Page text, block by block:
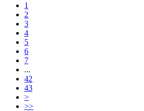
1
2
3
4
5
6
7
...
42
43
>
>>